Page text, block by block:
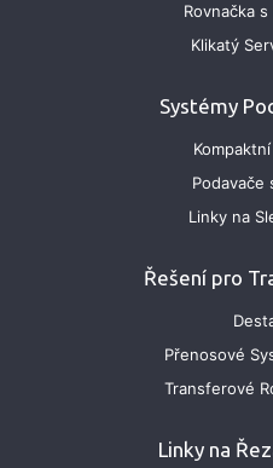
Rovnačka
Klikatý
Systémy
Podavače
Linky na
Řešení pro
Přenosové
Transferové
Linky na